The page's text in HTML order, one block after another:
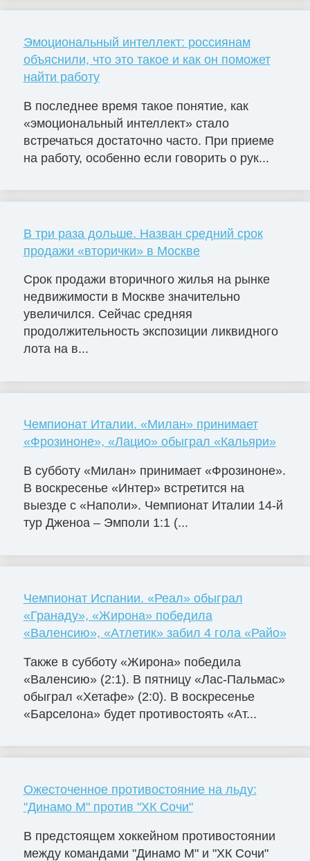
Эмоциональный интеллект: россиянам
объяснили, что это такое и как он поможет
найти работу
В последнее время такое понятие, как
«эмоциональный интеллект» стало
встречаться достаточно часто. При приеме
на работу, особенно если говорить о рук...
В три раза дольше. Назван средний срок
продажи «вторички» в Москве
Срок продажи вторичного жилья на рынке
недвижимости в Москве значительно
увеличился. Сейчас средняя
продолжительность экспозиции ликвидного
лота на в...
Чемпионат Италии. «Милан» принимает
«Фрозиноне», «Лацио» обыграл «Кальяри»
В субботу «Милан» принимает «Фрозиноне».
В воскресенье «Интер» встретится на
выезде с «Наполи». Чемпионат Италии 14-й
тур Дженоа – Эмполи 1:1 (...
Чемпионат Испании. «Реал» обыграл
«Гранаду», «Жирона» победила
«Валенсию», «Атлетик» забил 4 гола «Райо»
Также в субботу «Жирона» победила
«Валенсию» (2:1). В пятницу «Лас-Пальмас»
обыграл «Хетафе» (2:0). В воскресенье
«Барселона» будет противостоять «Ат...
Ожесточенное противостояние на льду:
"Динамо М" против "ХК Сочи"
В предстоящем хоккейном противостоянии
между командами "Динамо М" и "ХК Сочи"